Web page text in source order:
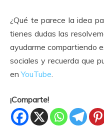
¿Qué te parece la idea
tienes dudas las
ayudarme compartiendo
sociales y recuerda que
enYouTube
¡Comparte!